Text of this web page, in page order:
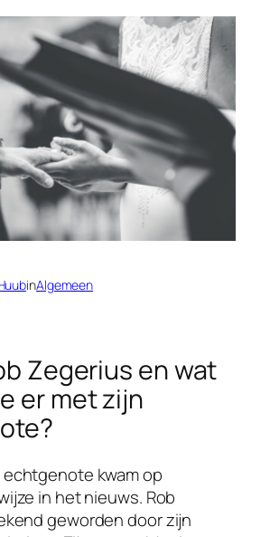
inAlgemeen
Zegerius en wat
er met zijn
kwam op
in het nieuws. Rob
geworden door zijn